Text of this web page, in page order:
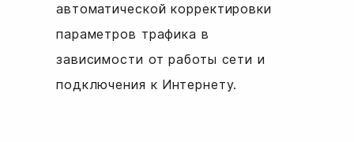
автоматической корректировки
параметров трафика в
зависимости от работы сети и
подключения к Интернету.